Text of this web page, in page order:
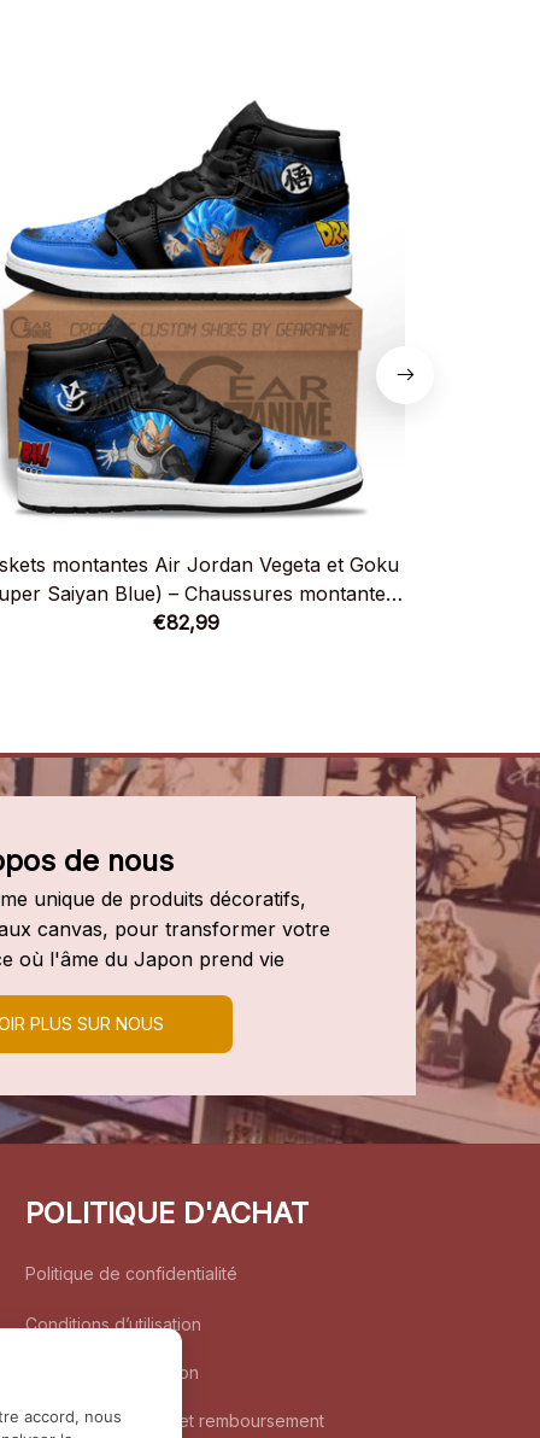
montantes Air Jordan Vegeta et Goku
Saiyan Blue) – Chaussures montantes
Dragon Ball
€82,99
de nous
unique de produits décoratifs,
canvas, pour transformer votre
où l'âme du Japon prend vie
PLUS SUR NOUS
POLITIQUE D'ACHAT
Politique de confidentialité
Conditions d’utilisation
Politique d’expédition
Politique de retour et remboursement
accord, nous